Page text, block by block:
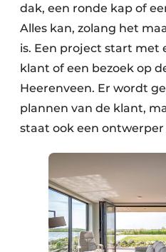
dak, een ronde kap of
Alles kan, zolang het
is. Een project start met
klant of een bezoek op
Heerenveen. Er wordt
plannen van de klant,
staat ook een